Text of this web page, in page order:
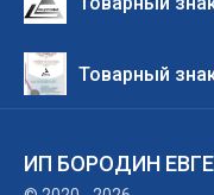
Товарный
ИП БОРОДИН